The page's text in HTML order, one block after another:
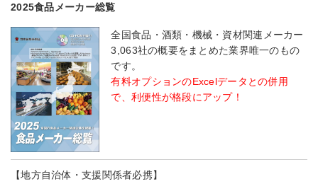
2025食品メーカー総覧
全国食品・酒類・機械・資材関連メーカー
3,063社の概要をまとめた業界唯一のもの
です。
有料オプションのExcelデータとの併用
で、利便性が格段にアップ！
【地方自治体・支援関係者必携】